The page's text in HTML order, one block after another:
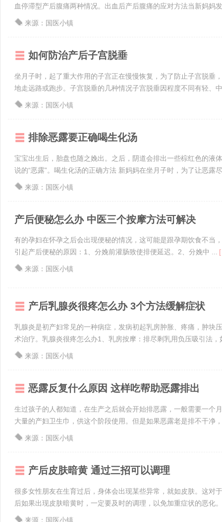
血停滞型产后腹痛两种情况。出血后产后腹痛的应对方法当新妈妈
来源：国医小镇
如何防治产后子宫脱垂
坐月子时，起了重大作用的子宫正在慢慢恢复，为了防止子宫脱垂
地走远路或跑步。子宫脱垂的几种情况子宫脱垂因程度不同有轻、
来源：国医小镇
排除恶露要正确喝生化汤
宝宝出生后，胎盘也随之娩出。之后，阴道会排出一些棕红色的液
说的“恶露”。喝生化汤的正确方法 新妈妈在坐月子时，为了让恶露
来源：国医小镇
产后便秘怎么办 中医三个按摩方法可解决
有的孕妇在怀孕之后会出现便秘的情况，这可能是跟孕期饮食不当
引起产后便秘的原因：1、分娩前灌肠致使排便延迟。2、分娩中 ...
[
来源：国医小镇
产后乳腺炎很疼怎么办 3个方法缓解症状
乳腺炎是初产妇常见的一种病症，发病初起乳房肿胀、疼痛，肿块
术治疗。乳腺炎很疼怎么办1、乳房按摩：排尽剩乳用负压吸引法
来源：国医小镇
恶露反复什么原因 这样吃帮助恶露排出
生过孩子的人都知道，在生产之后就会开始排恶露，一般需要一个
大量的产妇卫生巾，供这个阶段使用。但是如果恶露老是排不干净
来源：国医小镇
产后皮肤暗黄 通过三招可以调理
很多女性朋友在生育过后，身体会出现某些异常，就如皮肤。这对
后如果出现皮肤暗黄时，一定要及时的调理，以免加重症状的恶化
来源：国医小镇